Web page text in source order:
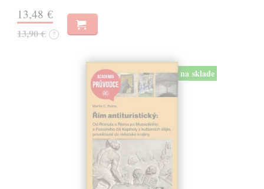
13,48 €
13,90 € ?
na sklade